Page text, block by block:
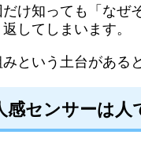
だけ知っても「なぜ
してしまいます。
という土台がある
感センサーは人